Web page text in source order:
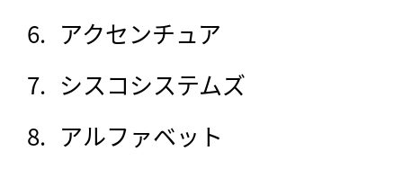
アクセンチュア
シスコシステムズ
アルファベット